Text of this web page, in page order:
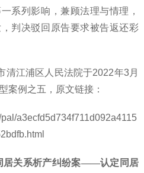
系列影响，兼顾法理与情理，
判决驳回原告要求被告返还彩
清江浦区人民法院于2022年3月
案例之五，原文链接：
a3ecfd5d734f711d092a4115
关系析产纠纷案——认定同居